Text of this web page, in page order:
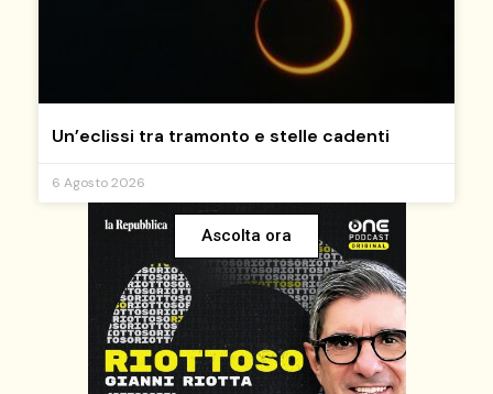
Un’eclissi tra tramonto e stelle cadenti
6 Agosto 2026
Ascolta ora